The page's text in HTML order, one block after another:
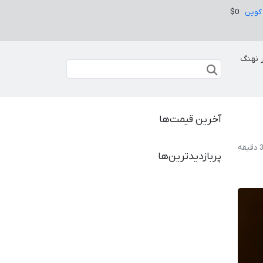
$0
نهنگ
آخرین قیمت‌ها
پربازدیدترین‌ها